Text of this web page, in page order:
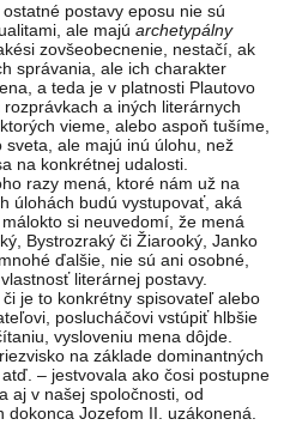
ostatné postavy eposu nie sú
ale majú archetypálny
zovšeobecnenie, nestačí, ak
správania, ale ich charakter
a teda je v platnosti Plautovo
rozprávkach a iných literárnych
vieme, alebo aspoň tušíme,
ale majú inú úlohu, než
na konkrétnej udalosti.
razy mená, ktoré nám už na
úlohách budú vystupovať, aká
si neuvedomí, že mená
Bystrozraký či Žiarooký, Janko
ďalšie, nie sú ani osobné,
literárnej postavy.
je to konkrétny spisovateľ alebo
poslucháčovi vstúpiť hlbšie
vysloveniu mena dôjde.
na základe dominantných
– jestvovala ako čosi postupne
aj v našej spoločnosti, od
Jozefom II. uzákonená.